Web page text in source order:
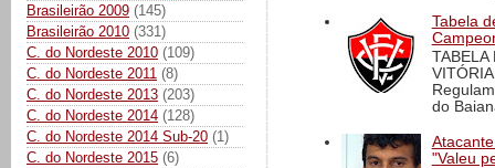
Brasileirão 2009 (145)
Brasileirão 2010 (331)
C. do Nordeste 2010 (109)
C. do Nordeste 2011 (8)
C. do Nordeste 2013 (203)
C. do Nordeste 2014 (128)
C. do Nordeste 2014 Sub-20 (1)
C. do Nordeste 2015 (6)
Tabela
TABELA
do
"Valeu